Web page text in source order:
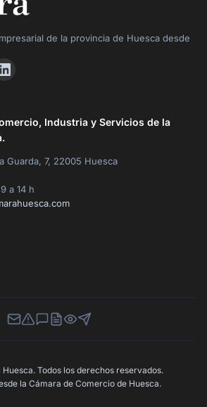
de la provincia de Huesca desde
Industria y Servicios de la
Guarda, 7, 22005 Huesca
a 14 h
Newsletter
Canal de Denuncias
Buzón de Sugerencias
Perfil Contratante
Ley de Transparencia
Contacta con nosotros
Todos los derechos reservados.
la Cámara de Comercio de Huesca.